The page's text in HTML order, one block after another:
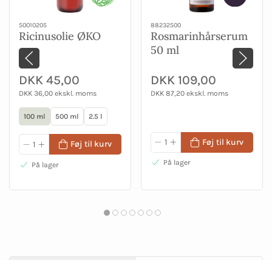
50010205
Ricinusolie ØKO
DKK 45,00
DKK 36,00 ekskl. moms
100 ml 500 ml 2.5 l
Føj til kurv
På lager
88232500
Rosmarinhårserum
50 ml
DKK 109,00
DKK 87,20 ekskl. moms
Føj til kurv
På lager